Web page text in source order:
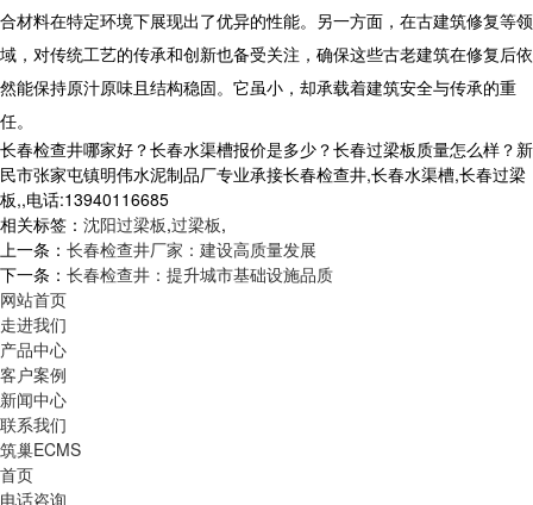
合材料在特定环境下展现出了优异的性能。另一方面，在古建筑修复等领
域，对传统工艺的传承和创新也备受关注，确保这些古老建筑在修复后依
然能保持原汁原味且结构稳固。它虽小，却承载着建筑安全与传承的重
任。
长春检查井哪家好？长春水渠槽报价是多少？长春过梁板质量怎么样？新
民市张家屯镇明伟水泥制品厂专业承接长春检查井,长春水渠槽,长春过梁
板,,电话:13940116685
相关标签： 沈阳过梁板,过梁板,
上一条： 长春检查井厂家：建设高质量发展
下一条： 长春检查井：提升城市基础设施品质
网站首页
走进我们
产品中心
客户案例
新闻中心
联系我们
筑巢ECMS
首页
电话咨询